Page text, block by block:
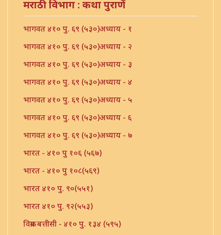
मराठी विभाग : कथा पुराणें
भागवत ४१० पु. ६९ (५३०)अध्याय - १
भागवत ४१० पु. ६९ (५३०)अध्याय - २
भागवत ४१० पु. ६९ (५३०)अध्याय - ३
भागवत ४१० पु. ६९ (५३०)अध्याय - ४
भागवत ४१० पु. ६९ (५३०)अध्याय - ५
भागवत ४१० पु. ६९ (५३०)अध्याय - ६
भागवत ४१० पु. ६९ (५३०)अध्याय - ७
भारत - ४१० पु १०६ (५६७)
भारत - ४१० पु १०८(५६९)
भारत ४१० पु. ९०(५५१)
भारत ४१० पु. ९२(५५३)
विक्रम बत्तीसी - ४१० पु. १३४ (५९५)